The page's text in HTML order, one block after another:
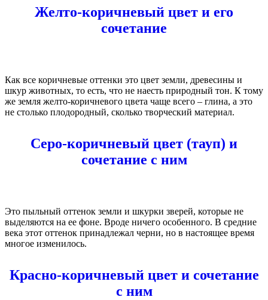
Желто-коричневый цвет и его
сочетание
Как все коричневые оттенки это цвет земли, древесины и
шкур животных, то есть, что не наесть природный тон. К тому
же земля желто-коричневого цвета чаще всего – глина, а это
не столько плодородный, сколько творческий материал.
Серо-коричневый цвет (тауп) и
сочетание с ним
Это пыльный оттенок земли и шкурки зверей, которые не
выделяются на ее фоне. Вроде ничего особенного. В средние
века этот оттенок принадлежал черни, но в настоящее время
многое изменилось.
Красно-коричневый цвет и сочетание
с ним